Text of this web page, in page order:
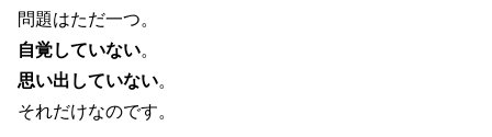
問題はただ一つ。
自覚していない。
思い出していない。
それだけなのです。